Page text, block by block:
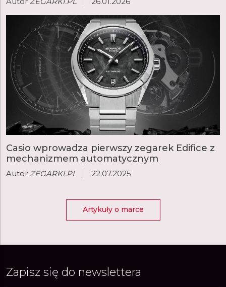
Casio wprowadza pierwszy zegarek Edifice z
mechanizmem automatycznym
Autor ZEGARKI.PL 22.07.2025
Artykuły o marce
Zapisz się do newslettera